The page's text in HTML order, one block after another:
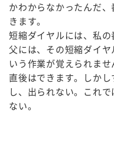
かわからなかったんだ
きます。
短縮ダイヤルには、私
父には、その短縮ダイ
いう作業が覚えられま
直後はできます。しか
し、出られない。これ
ない。